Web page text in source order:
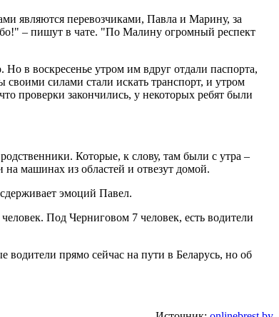
являются перевозчиками, Павла и Марину, за
– пишут в чате. "По Малину огромный респект
в воскресенье утром им вдруг отдали паспорта,
силами стали искать транспорт, и утром
проверки закончились, у некоторых ребят были
Которые, к слову, там были с утра –
на машинах из областей и отвезут домой.
эмоций Павел.
Под Черниговом 7 человек, есть водители
прямо сейчас на пути в Беларусь, но об